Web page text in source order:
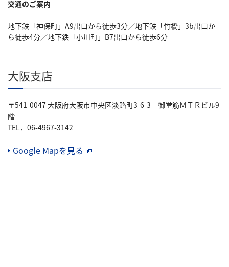
交通のご案内
地下鉄「神保町」A9出口から徒歩3分／地下鉄「竹橋」3b出口か
ら徒歩4分／地下鉄「小川町」B7出口から徒歩6分
大阪支店
〒541-0047 大阪府大阪市中央区淡路町3-6-3 御堂筋ＭＴＲビル9
階
TEL．06-4967-3142
Google Mapを見る